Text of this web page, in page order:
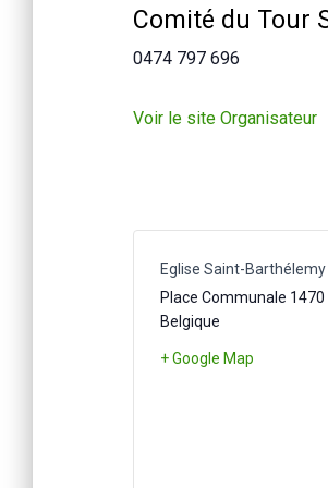
Comité du Tour
0474 797 696
Voir le site Organisateur
Eglise Saint-Barthélemy
Place Communale 1470
Belgique
+ Google Map